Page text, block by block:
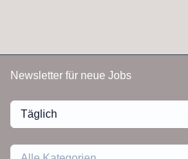
Newsletter für neue Jobs
Täglich